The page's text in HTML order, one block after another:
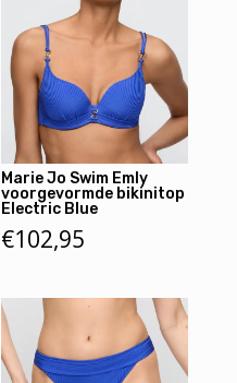
Marie Jo Swim Emly
voorgevormde bikinitop
Electric Blue
€102,95